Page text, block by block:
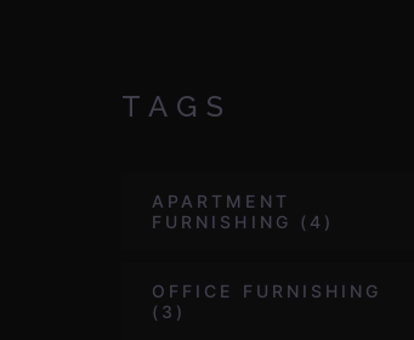
TAGS
APARTMENT
FURNISHING
(4)
OFFICE FURNISHING
(3)